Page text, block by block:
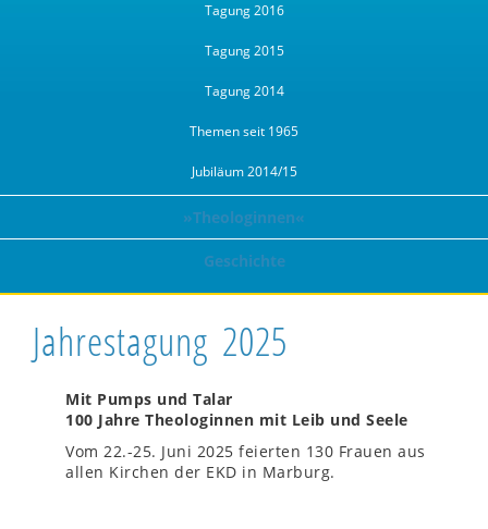
Tagung 2016
Tagung 2015
Tagung 2014
Themen seit 1965
Jubiläum 2014/15
»Theologinnen«
Geschichte
Jahrestagung 2025
Mit Pumps und Talar
100 Jahre Theologinnen mit Leib und Seele
Vom 22.-25. Juni 2025 feierten 130 Frauen aus
allen Kirchen der EKD in Marburg.